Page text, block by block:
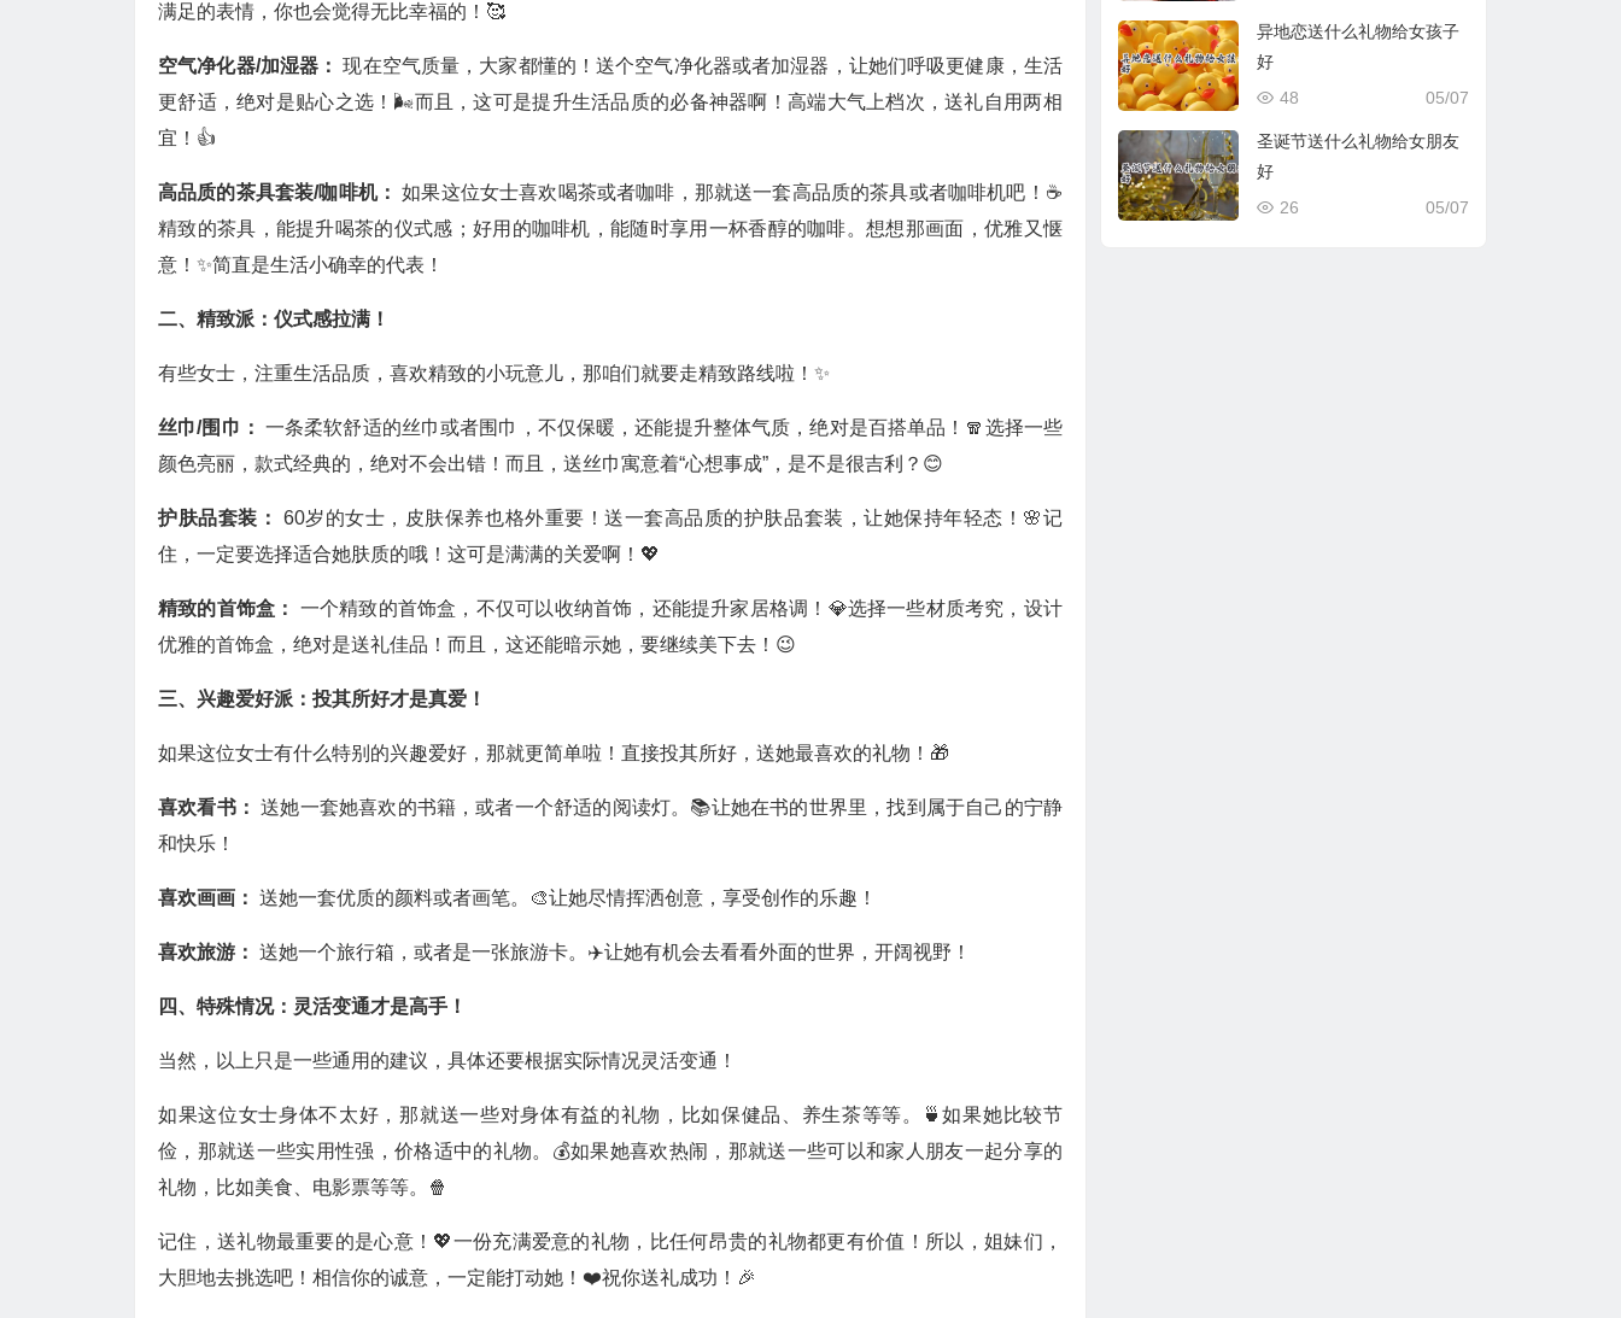
满足的表情，你也会觉得无比幸福的！🥰
空气净化器/加湿器：现在空气质量，大家都懂的！送个空气净化器或者加湿器，让她们呼吸更健康，生活
更舒适，绝对是贴心之选！🌬️而且，这可是提升生活品质的必备神器啊！高端大气上档次，送礼自用两相
宜！👍
高品质的茶具套装/咖啡机：如果这位女士喜欢喝茶或者咖啡，那就送一套高品质的茶具或者咖啡机吧！☕️
精致的茶具，能提升喝茶的仪式感；好用的咖啡机，能随时享用一杯香醇的咖啡。想想那画面，优雅又惬
意！✨简直是生活小确幸的代表！
二、精致派：仪式感拉满！
有些女士，注重生活品质，喜欢精致的小玩意儿，那咱们就要走精致路线啦！✨
丝巾/围巾： 一条柔软舒适的丝巾或者围巾，不仅保暖，还能提升整体气质，绝对是百搭单品！🧣选择一些
颜色亮丽，款式经典的，绝对不会出错！而且，送丝巾寓意着“心想事成”，是不是很吉利？😊
护肤品套装： 60岁的女士，皮肤保养也格外重要！送一套高品质的护肤品套装，让她保持年轻态！🌸记
住，一定要选择适合她肤质的哦！这可是满满的关爱啊！💖
精致的首饰盒： 一个精致的首饰盒，不仅可以收纳首饰，还能提升家居格调！💎选择一些材质考究，设计
优雅的首饰盒，绝对是送礼佳品！而且，这还能暗示她，要继续美下去！😉
三、兴趣爱好派：投其所好才是真爱！
如果这位女士有什么特别的兴趣爱好，那就更简单啦！直接投其所好，送她最喜欢的礼物！🎁
喜欢看书：送她一套她喜欢的书籍，或者一个舒适的阅读灯。📚让她在书的世界里，找到属于自己的宁静
和快乐！
喜欢画画： 送她一套优质的颜料或者画笔。🎨让她尽情挥洒创意，享受创作的乐趣！
喜欢旅游： 送她一个旅行箱，或者是一张旅游卡。✈️让她有机会去看看外面的世界，开阔视野！
四、特殊情况：灵活变通才是高手！
当然，以上只是一些通用的建议，具体还要根据实际情况灵活变通！
如果这位女士身体不太好，那就送一些对身体有益的礼物，比如保健品、养生茶等等。🍵如果她比较节
俭，那就送一些实用性强，价格适中的礼物。💰如果她喜欢热闹，那就送一些可以和家人朋友一起分享的
礼物，比如美食、电影票等等。🍿
记住，送礼物最重要的是心意！💖一份充满爱意的礼物，比任何昂贵的礼物都更有价值！所以，姐妹们，
大胆地去挑选吧！相信你的诚意，一定能打动她！❤️祝你送礼成功！🎉
异地恋送什么礼物给女孩子
好
05/07
48
圣诞节送什么礼物给女朋友
好
05/07
26